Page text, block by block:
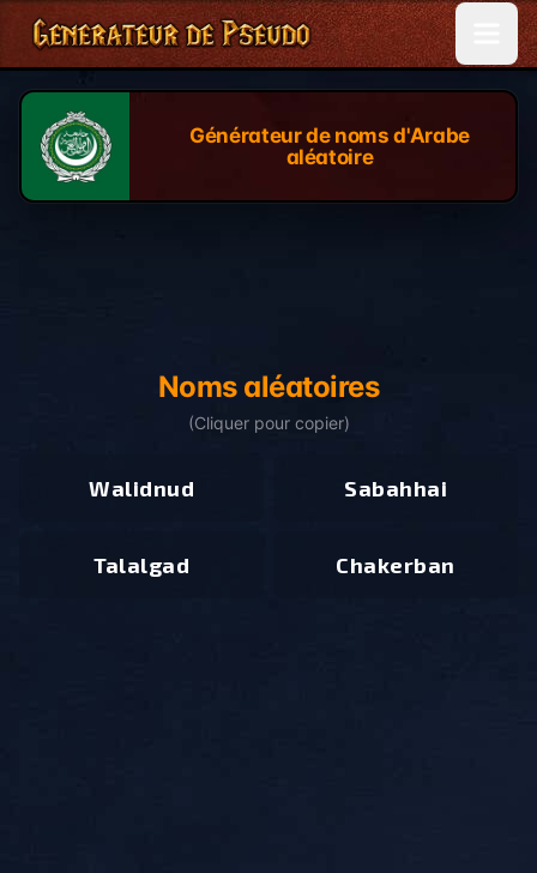
Générateur de noms d'Arabe
aléatoire
Noms aléatoires
(Cliquer pour copier)
Walidnud Sabahhai
Talalgad Chakerban